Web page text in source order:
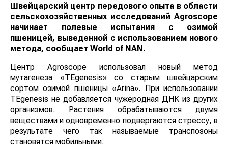
Швейцарский центр передового опыта в области
сельскохозяйственных исследований Agroscope
начинает полевые испытания с озимой
пшеницей, выведенной с использованием нового
метода, сообщает World of NAN.
Центр Agroscope использовал новый метод
мутагенеза «TEgenesis» со старым швейцарским
сортом озимой пшеницы «Arina». При использовании
TEgenesis не добавляется чужеродная ДНК из других
организмов. Растения обрабатываются двумя
веществами и одновременно подвергаются стрессу, в
результате чего так называемые транспозоны
становятся мобильными.